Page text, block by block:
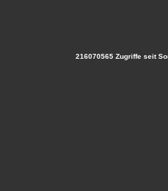
216070565 Zugriffe seit